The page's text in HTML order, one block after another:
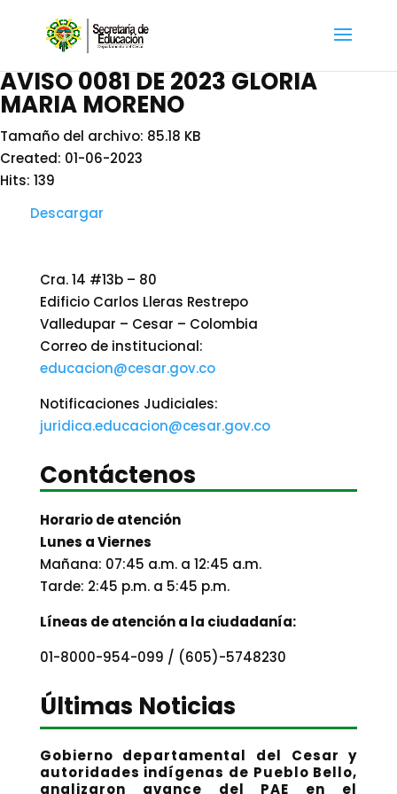
AVISO 0081 DE 2023 GLORIA
MARIA MORENO
Tamaño del archivo: 85.18 KB
Created: 01-06-2023
Hits: 139
Descargar
Cra. 14 #13b – 80
Edificio Carlos Lleras Restrepo
Valledupar – Cesar – Colombia
Correo de institucional:
educacion@cesar.gov.co
Notificaciones Judiciales:
juridica.educacion@cesar.gov.co
Contáctenos
Horario de atención
Lunes a Viernes
Mañana: 07:45 a.m. a 12:45 a.m.
Tarde: 2:45 p.m. a 5:45 p.m.
Líneas de atención a la ciudadanía:
01-8000-954-099 / (605)-5748230
Últimas Noticias
Gobierno departamental del Cesar y
autoridades indígenas de Pueblo Bello,
analizaron avance del PAE en el